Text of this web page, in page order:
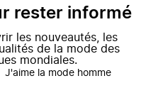
rester informé
les nouveautés, les
de la mode des
mondiales.
J'aime la mode homme